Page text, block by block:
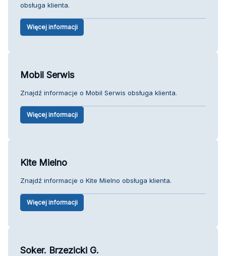
obsługa klienta.
Więcej informacji
Mobil Serwis
Znajdź informacje o Mobil Serwis obsługa klienta.
Więcej informacji
Kite Mielno
Znajdź informacje o Kite Mielno obsługa klienta.
Więcej informacji
Soker. Brzezicki G.